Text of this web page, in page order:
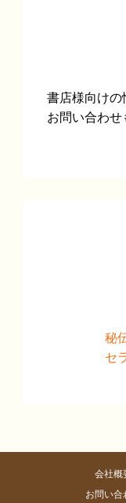
書店様向け
お問い合わせ
秘
セ
会社概
お問い合